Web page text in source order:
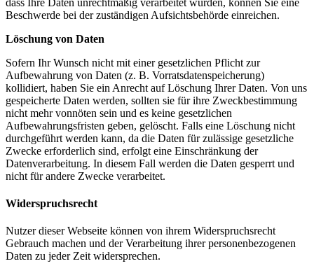
Beschwerde bei der zuständigen Aufsichtsbehörde einreichen.
Löschung von Daten
Sofern Ihr Wunsch nicht mit einer gesetzlichen Pflicht zur
Aufbewahrung von Daten (z. B. Vorratsdatenspeicherung)
kollidiert, haben Sie ein Anrecht auf Löschung Ihrer Daten. Von uns
gespeicherte Daten werden, sollten sie für ihre Zweckbestimmung
nicht mehr vonnöten sein und es keine gesetzlichen
Aufbewahrungsfristen geben, gelöscht. Falls eine Löschung nicht
durchgeführt werden kann, da die Daten für zulässige gesetzliche
Zwecke erforderlich sind, erfolgt eine Einschränkung der
Datenverarbeitung. In diesem Fall werden die Daten gesperrt und
nicht für andere Zwecke verarbeitet.
Widerspruchsrecht
Nutzer dieser Webseite können von ihrem Widerspruchsrecht
Gebrauch machen und der Verarbeitung ihrer personenbezogenen
Daten zu jeder Zeit widersprechen.